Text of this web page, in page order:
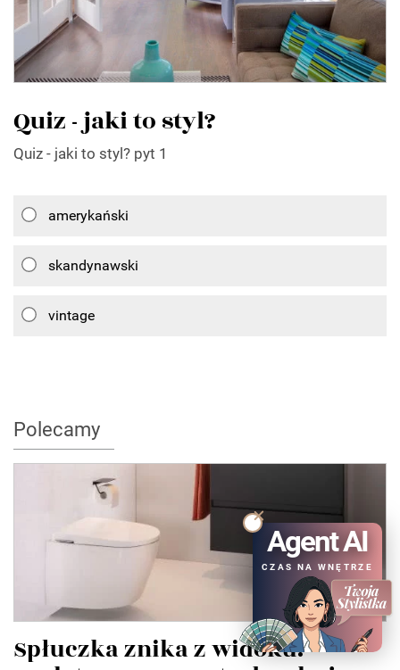
Quiz - jaki to styl?
Quiz - jaki to styl? pyt 1
amerykański
skandynawski
vintage
Polecamy
Spłuczka znika z widoku.
Agent AI
CZAS NA WNĘTRZE